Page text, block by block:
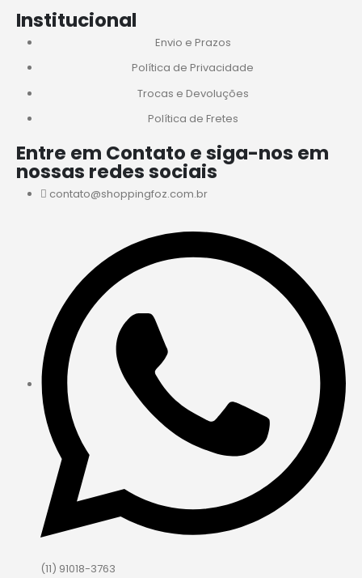
Institucional
Envio e Prazos
Política de Privacidade
Trocas e Devoluções
Política de Fretes
Entre em Contato e siga-nos em
nossas redes sociais
contato@shoppingfoz.com.br
(11) 91018-3763